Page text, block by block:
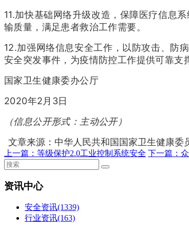
11.加快基础网络升级改造，保障医疗信息
输质量，满足患者救治工作需要。
12.加强网络信息安全工作，以防攻击、防
安全突发事件，为疫情防控工作提供可靠支
国家卫生健康委办公厅
2020年2月3日
（信息公开形式： 主动公开）
文章来源：中华人民共和国国家卫生健康委
上一篇： 等级保护2.0工业控制系统安全 下一篇：
资讯中心
安全资讯(1339)
行业资讯(163)